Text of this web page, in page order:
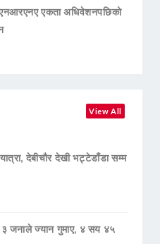
एनआरएनए एकता अधिवेशनपछिको
View All
देबीचौर देखी भट्टेडाँडा सम्म
जनाले ज्यान गुमाए, ४ सय ४५